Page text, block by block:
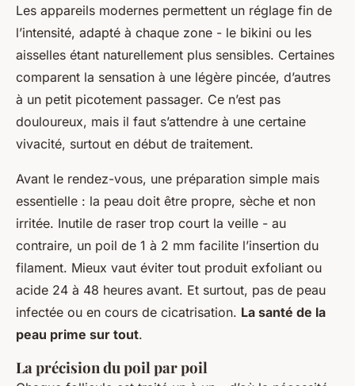
Les appareils modernes permettent un réglage fin de
l’intensité, adapté à chaque zone - le bikini ou les
aisselles étant naturellement plus sensibles. Certaines
comparent la sensation à une légère pincée, d’autres
à un petit picotement passager. Ce n’est pas
douloureux, mais il faut s’attendre à une certaine
vivacité, surtout en début de traitement.
Avant le rendez-vous, une préparation simple mais
essentielle : la peau doit être propre, sèche et non
irritée. Inutile de raser trop court la veille - au
contraire, un poil de 1 à 2 mm facilite l’insertion du
filament. Mieux vaut éviter tout produit exfoliant ou
acide 24 à 48 heures avant. Et surtout, pas de peau
infectée ou en cours de cicatrisation. La santé de la
peau prime sur tout.
La précision du poil par poil